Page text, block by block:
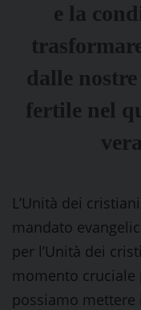
e la
dalle
fertile nel
L’Unità dei
mandato
per l’Unità dei
momento
possiamo